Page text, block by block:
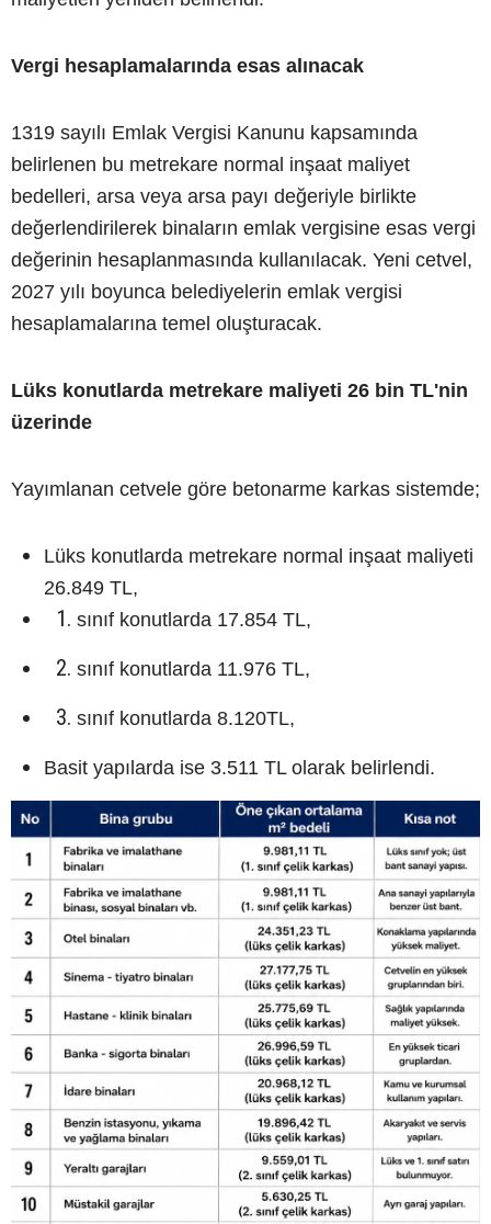
Vergi hesaplamalarında esas alınacak
1319 sayılı Emlak Vergisi Kanunu kapsamında
belirlenen bu metrekare normal inşaat maliyet
bedelleri, arsa veya arsa payı değeriyle birlikte
değerlendirilerek binaların emlak vergisine esas vergi
değerinin hesaplanmasında kullanılacak. Yeni cetvel,
2027 yılı boyunca belediyelerin emlak vergisi
hesaplamalarına temel oluşturacak.
Lüks konutlarda metrekare maliyeti 26 bin TL'nin
üzerinde
Yayımlanan cetvele göre betonarme karkas sistemde;
Lüks konutlarda metrekare normal inşaat maliyeti
26.849 TL,
sınıf konutlarda 17.854 TL,
sınıf konutlarda 11.976 TL,
sınıf konutlarda 8.120TL,
Basit yapılarda ise 3.511 TL olarak belirlendi.